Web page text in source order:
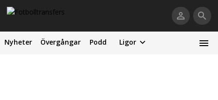
Nyheter Övergångar Podd Ligor